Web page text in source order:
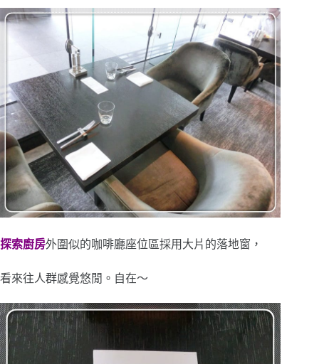
探索廚房外圍似的咖啡廳座位區採用大片的落地窗，
看來往人群感覺悠閒。自在～